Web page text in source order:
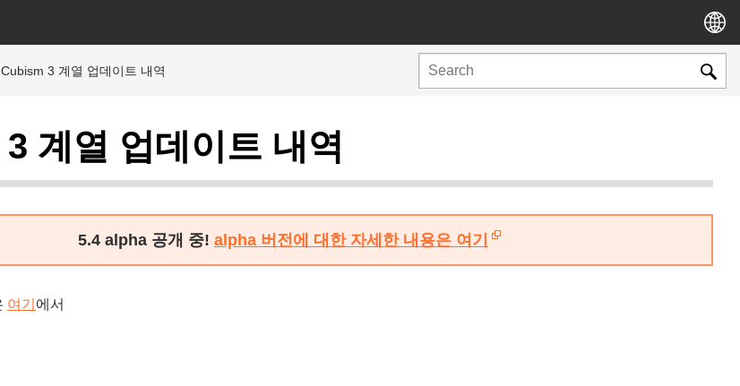
Cubism 3 계열 업데이트 내역
계열 업데이트 내역
5.4 alpha 공개 중! alpha 버전에 대한 자세한 내용은 여기
여기 에서